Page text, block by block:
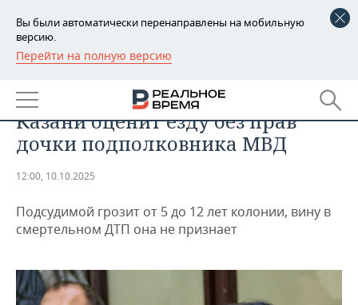
Вы были автоматически перенаправлены на мобильную
версию.
Перейти на полную версию
РЕГИОНЫ
БАШКОРТОСТАН
ТАТАРСТАН
НОВОСТИ
АНАЛИТИКА
ДЕКЛАРАЦИИ О ДОХОДАХ
КОРОЛИ ГОСЗАКАЗА ПФО
ВУЗЫ ТАТАРСТАНА
НОВОСТИ ЭКОНОМИКИ
ФИНАНСЫ
БАНКИ
ПРОМЫШЛЕННОСТЬ
НОВОСТИ
АГРОПРОМ
НЕДВИЖИМОСТЬ
НОВОСТИ НЕДВИЖИМОСТИ
АВТО
Трагедия в Валентинов день: суд
Казани оценит езду без прав
дочки подполковника МВД
12:00, 10.10.2025
Подсудимой грозит от 5 до 12 лет колонии, вину в
смертельном ДТП она не признает